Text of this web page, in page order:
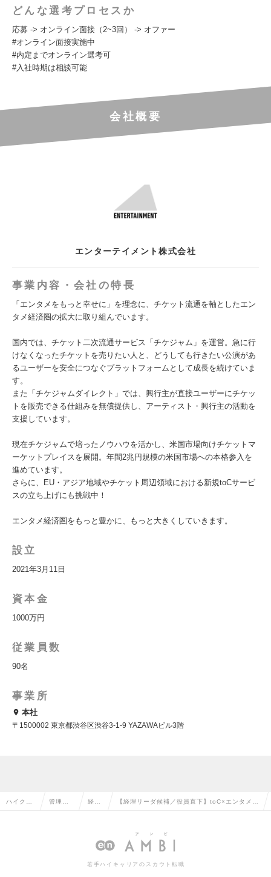
どんな選考プロセスか
応募 -> オンライン⾯接（2~3回） -> オファー
#オンライン⾯接実施中
#内定までオンライン選考可
#入社時期は相談可能
会社概要
エンターテイメント株式会社
事業内容・会社の特長
「エンタメをもっと幸せに」を理念に、チケット流通を軸としたエン
タメ経済圏の拡大に取り組んでいます。
国内では、チケット二次流通サービス「チケジャム」を運営。急に行
けなくなったチケットを売りたい人と、どうしても行きたい公演があ
るユーザーを安全につなぐプラットフォームとして成長を続けていま
す。
また「チケジャムダイレクト」では、興行主が直接ユーザーにチケッ
トを販売できる仕組みを無償提供し、アーティスト・興行主の活動を
支援しています。
現在チケジャムで培ったノウハウを活かし、米国市場向けチケットマ
ーケットプレイスを展開。年間2兆円規模の米国市場への本格参入を
進めています。
さらに、EU・アジア地域やチケット周辺領域における新規toCサービ
スの立ち上げにも挑戦中！
エンタメ経済圏をもっと豊かに、もっと大きくしていきます。
設立
2021年3月11日
資本金
1000万円
従業員数
90名
事業所
本社
〒1500002 東京都渋谷区渋谷3-1-9 YAZAWAビル3階
ハイクラ 管理部 経理 【経理リーダ候補／役員直下】toC×エンタメ成
若手ハイキャリアのスカウト転職